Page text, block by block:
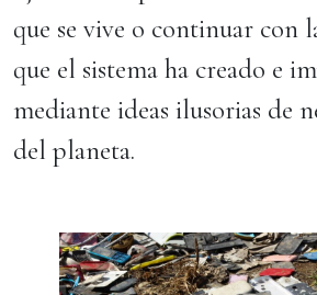
que se vive o continuar con
que el sistema ha creado e
mediante ideas ilusorias de
del planeta.